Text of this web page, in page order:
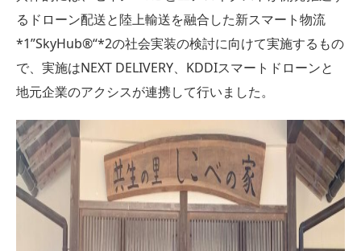
るドローン配送と陸上輸送を融合した新スマート物流
*1”SkyHub®“*2の社会実装の検討に向けて実施するもの
で、実施はNEXT DELIVERY、KDDIスマートドローンと
地元企業のアクシスが連携して行いました。